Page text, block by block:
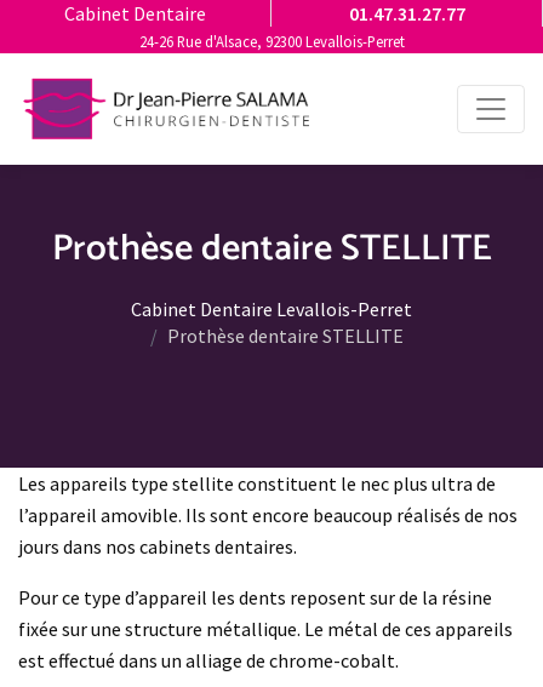
Cabinet Dentaire 01.47.31.27.77
24-26 Rue d'Alsace, 92300 Levallois-Perret
Prothèse dentaire STELLITE
Cabinet Dentaire Levallois-Perret
Prothèse dentaire STELLITE
Les appareils type stellite constituent le nec plus ultra de
l’appareil amovible. Ils sont encore beaucoup réalisés de nos
jours dans nos cabinets dentaires.
Pour ce type d’appareil les dents reposent sur de la résine
fixée sur une structure métallique. Le métal de ces appareils
est effectué dans un alliage de chrome-cobalt.